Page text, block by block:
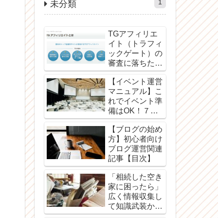
未分類 1
TGアフィリエ
イト（トラフィ
ックゲート）の
審査に落ちた理
由と対処方法
【イベント運営
マニュアル】こ
れでイベント準
備はOK！７つ
のツール
【ブログの始め
方】初心者向け
ブログ運営関連
記事【目次】
「相続した空き
家に困ったら」
広く情報収集し
て知識武装から
始めよう